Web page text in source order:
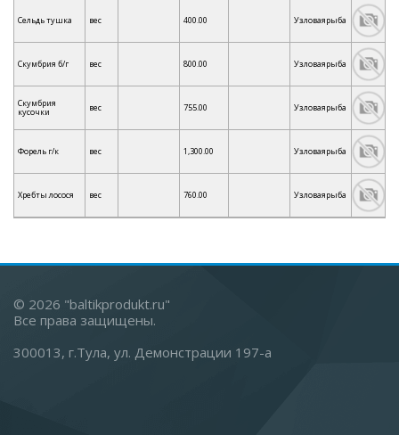
Сельдь тушка вес 400.00 Узловаярыба
Скумбрия б/г вес 800.00 Узловаярыба
Скумбрия
кусочки вес 755.00 Узловаярыба
Форель г/к вес 1,300.00 Узловаярыба
Хребты лосося вес 760.00 Узловаярыба
© 2026 "baltikprodukt.ru"
Все права защищены.
300013, г.Тула, ул. Демонстрации 197-а